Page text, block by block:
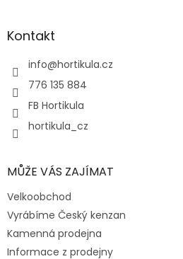
aKontakt
info@hortikula.cz
776 135 884
FB Hortikula
hortikula_cz
MŮŽE VÁS ZAJÍMAT
Velkoobchod
Vyrábíme Český kenzan
Kamenná prodejna
Informace z prodejny